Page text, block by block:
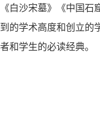
《白沙宋墓》《中国
到的学术高度和创立的
者和学生的必读经典。